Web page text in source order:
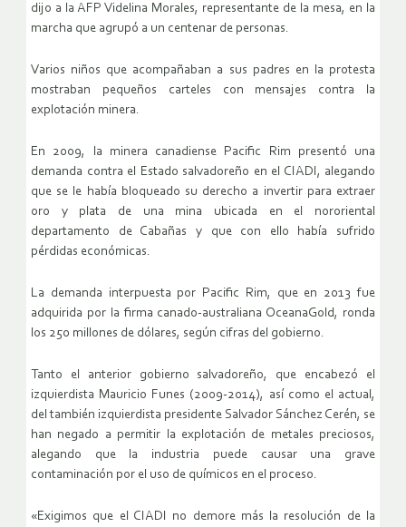
dijo a la AFP Videlina Morales, representante de la mesa, en la
marcha que agrupó a un centenar de personas.
Varios niños que acompañaban a sus padres en la protesta
mostraban pequeños carteles con mensajes contra la
explotación minera.
En 2009, la minera canadiense Pacific Rim presentó una
demanda contra el Estado salvadoreño en el CIADI, alegando
que se le había bloqueado su derecho a invertir para extraer
oro y plata de una mina ubicada en el nororiental
departamento de Cabañas y que con ello había sufrido
pérdidas económicas.
La demanda interpuesta por Pacific Rim, que en 2013 fue
adquirida por la firma canado-australiana OceanaGold, ronda
los 250 millones de dólares, según cifras del gobierno.
Tanto el anterior gobierno salvadoreño, que encabezó el
izquierdista Mauricio Funes (2009-2014), así como el actual,
del también izquierdista presidente Salvador Sánchez Cerén, se
han negado a permitir la explotación de metales preciosos,
alegando que la industria puede causar una grave
contaminación por el uso de químicos en el proceso.
«Exigimos que el CIADI no demore más la resolución de la